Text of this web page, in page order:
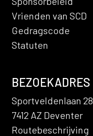
Vrienden van SCD
Gedragscode
Statuten
BEZOEKADRES
Sportveldenlaan 28
7412 AZ Deventer
Routebeschrijving